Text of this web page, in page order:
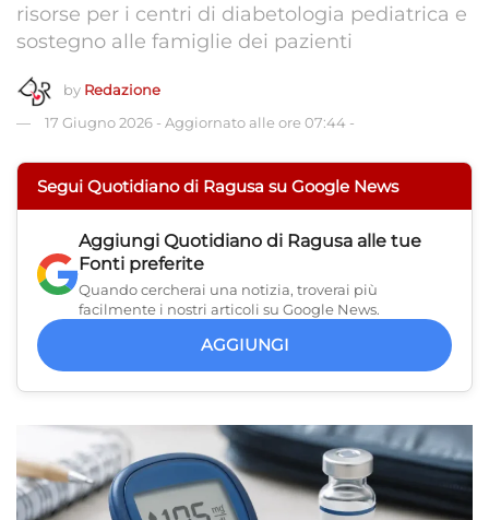
risorse per i centri di diabetologia pediatrica e
sostegno alle famiglie dei pazienti
by Redazione
17 Giugno 2026 - Aggiornato alle ore 07:44 -
Segui Quotidiano di Ragusa su Google News
Aggiungi Quotidiano di Ragusa alle tue
Fonti preferite
Quando cercherai una notizia, troverai più
facilmente i nostri articoli su Google News.
AGGIUNGI